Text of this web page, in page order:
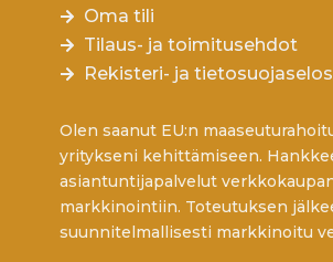
Oma tili
Tilaus- ja toimitusehdot
Rekisteri- ja
Olen saanut EU:n
yritykseni kehittämiseen.
asiantuntijapalvelut
markkinointiin. Toteutuksen
suunnitelmallisesti markkinoitu